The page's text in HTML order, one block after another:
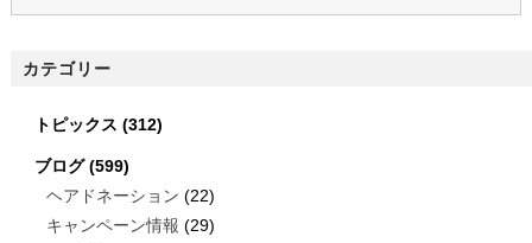
カテゴリー
トピックス (312)
ブログ(599)
ヘアドネーション (22)
キャンペーン情報 (29)